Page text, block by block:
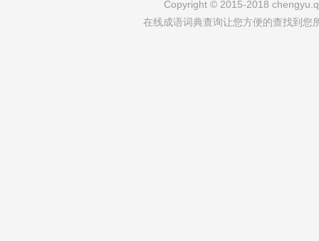
Copyright © 2015-2018
在线成语词典查询让您方便的查找到您